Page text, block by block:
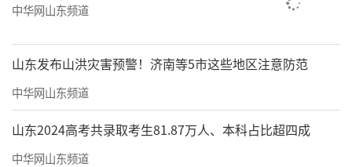
中华网山东频道
山东发布山洪灾害预警！济南等5市这些地区注意防范
中华网山东频道
山东2024高考共录取考生81.87万人、本科占比超四成
中华网山东频道